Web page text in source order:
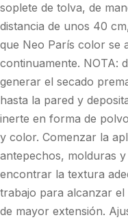
soplete de tolva, de
distancia de unos 40
que Neo París color se
continuamente. NOTA:
generar el secado
hasta la pared y
inerte en forma de
y color. Comenzar la
antepechos, molduras
encontrar la textura
trabajo para alcanzar
de mayor extensión.